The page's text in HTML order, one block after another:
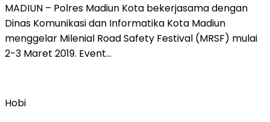
MADIUN – Polres Madiun Kota bekerjasama dengan
Dinas Komunikasi dan Informatika Kota Madiun
menggelar Milenial Road Safety Festival (MRSF) mulai
2-3 Maret 2019. Event…
Hobi